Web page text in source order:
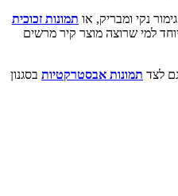
נקי ומבריק, או תמונות זכוכית
למי שרוצה מוצר קיר מרשים
לצד תמונות אבסטרקטיות בסגנון